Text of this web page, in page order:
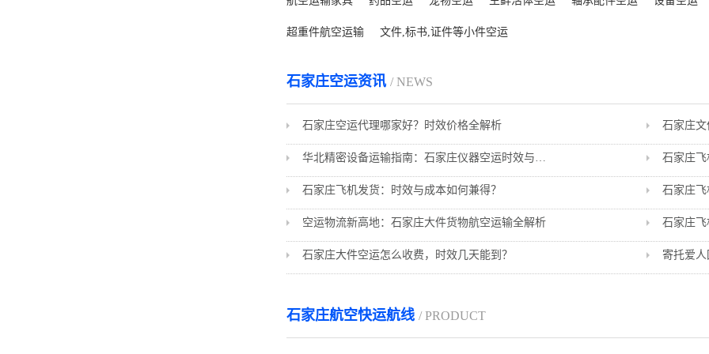
超重件航空运输 文件,标书,证件等小件空运
石家庄空运资讯 / NEWS
石家庄空运代理哪家好？时效价格全解析 石家庄
华北精密设备运输指南：石家庄仪器空运时效与方案
石家庄飞机发货：时效与成本如何兼得？ 石家庄
空运物流新高地：石家庄大件货物航空运输全解析 石家庄
石家庄大件空运怎么收费，时效几天能到？
石家庄航空快运航线 / PRODUCT